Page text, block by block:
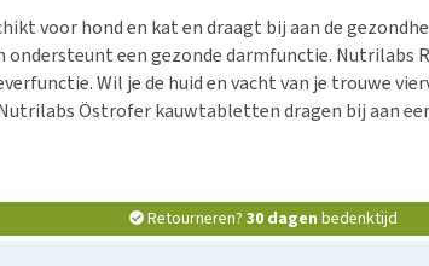
voor hond en kat en draagt bij aan de
een gezonde darmfunctie. Nutrilabs
Wil je de huid en vacht van je trouwe
Östrofer kauwtabletten dragen bij aan
Retourneren? 30 dagen bedenktijd